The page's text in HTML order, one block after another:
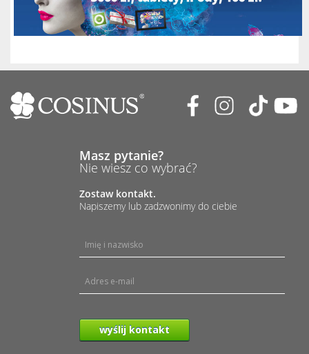
Masz pytanie?
Nie wiesz co wybrać?
Zostaw kontakt.
Napiszemy lub zadzwonimy do ciebie
wyślij kontakt